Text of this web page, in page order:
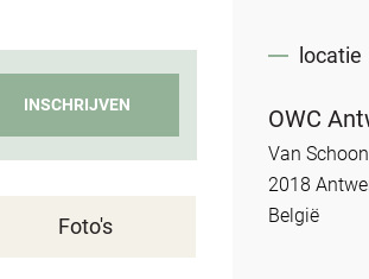
INSCHRIJVEN
Foto's
locatie
OWC
Van
2018
België